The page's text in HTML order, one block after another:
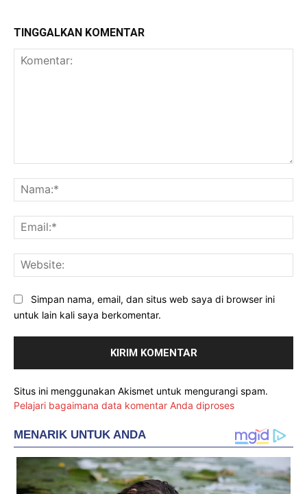
TINGGALKAN KOMENTAR
Simpan nama, email, dan situs web saya di browser ini
untuk lain kali saya berkomentar.
Situs ini menggunakan Akismet untuk mengurangi spam.
Pelajari bagaimana data komentar Anda diproses